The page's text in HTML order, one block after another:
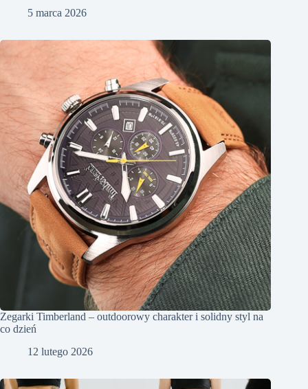
5 marca 2026
Zegarki Timberland – outdoorowy charakter i solidny styl na
co dzień
12 lutego 2026